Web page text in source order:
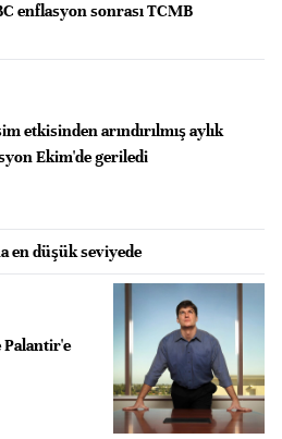
enflasyon sonrası TCMB
etkisinden arındırılmış aylık
Ekim'de geriledi
en düşük seviyede